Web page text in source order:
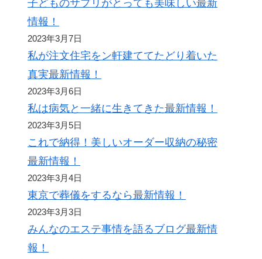
子どものサプリがとっても美味しい最新
情報！
2023年3月7日
私が注文住宅をン軒建ててたどり着いた
真実最新情報！
2023年3月6日
私は病気と一緒に生きてきた最新情報！
2023年3月5日
これで納得！美しいオーダー収納の秘密
最新情報！
2023年3月4日
東京で葬儀をするなら最新情報！
2023年3月3日
みんなのエステ事情を語るブログ最新情
報！